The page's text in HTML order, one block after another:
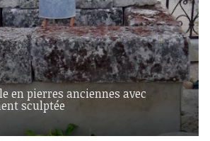
en pierres anciennes avec
sculptée